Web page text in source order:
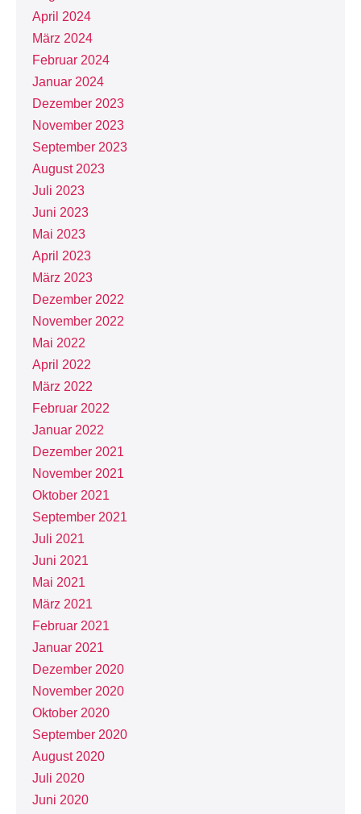
April 2024
März 2024
Februar 2024
Januar 2024
Dezember 2023
November 2023
September 2023
August 2023
Juli 2023
Juni 2023
Mai 2023
April 2023
März 2023
Dezember 2022
November 2022
Mai 2022
April 2022
März 2022
Februar 2022
Januar 2022
Dezember 2021
November 2021
Oktober 2021
September 2021
Juli 2021
Juni 2021
Mai 2021
März 2021
Februar 2021
Januar 2021
Dezember 2020
November 2020
Oktober 2020
September 2020
August 2020
Juli 2020
Juni 2020